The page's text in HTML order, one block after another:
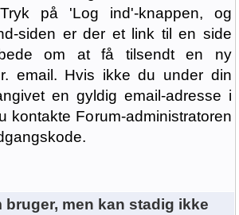
på 'Log ind'-knappen, og
siden er der et link til en side
om at få tilsendt en ny
email. Hvis ikke du under din
en gyldig email-adresse i
kontakte Forum-administratoren
bruger, men kan stadig ikke